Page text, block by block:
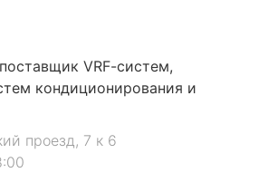
VRF-cистем,
кондиционирования и
проезд, 7 к 6